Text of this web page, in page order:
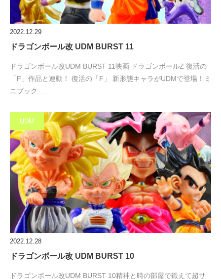
2022.12.29
ドラゴンボール改 UDM BURST 11
ドラゴンボール改UDM BURST 11映画 ドラゴンボールZ 復活の
「F」作品と連動！ 復活の「F」 新形態キャラがUDMで登場！ミ
ニブック …
UDM
2022.12.28
ドラゴンボール改 UDM BURST 10
ドラゴンボール改UDM BURST 10精神と時の部屋で鍛えて超サ